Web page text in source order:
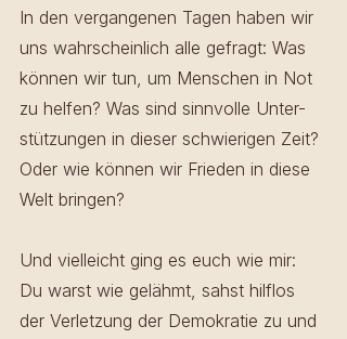
In den vergangenen Tagen haben wir
uns wahrscheinlich alle gefragt: Was
können wir tun, um Menschen in Not
zu helfen? Was sind sinnvolle Unter-
stützungen in dieser schwierigen Zeit?
Oder wie können wir Frieden in diese
Welt bringen?
Und vielleicht ging es euch wie mir:
Du warst wie gelähmt, sahst hilflos
der Verletzung der Demokratie zu und